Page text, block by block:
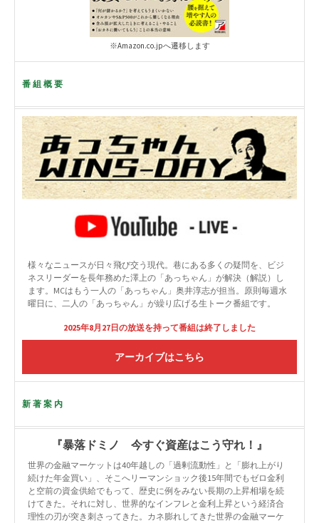
※Amazon.co.jpへ遷移します
番組概要
様々なニュースが日々飛び交う現代。巷にある多くの疑問を、ビジ
ネスリーダーを長年務めた澤上の「あっちゃん」が解決（解説）し
ます。MCはもう一人の「あっちゃん」奥井淳志が担当。原則毎週水
曜日に、二人の「あっちゃん」が繰り広げる生トーク番組です。
2025年8月27日の放送を持って番組は終了しました
アーカイブはこちら
新著案内
『暴落ドミノ 今すぐ資産はこう守れ！』
世界の金融マーケットは40年越しの「過剰流動性」と「膨れ上がり
続けた年金買い」、そこへリーマンショック後15年間でもゼロ金利
と空前の資金供給でもって、歴史に例をみない長期の上昇相場を続
けてきた。それに対し、世界的なインフレと金利上昇という経済合
理性の刃が突き刺さってきた。カネ膨れしてきた世界の金融マーケ